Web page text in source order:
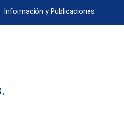
Información y Publicaciones